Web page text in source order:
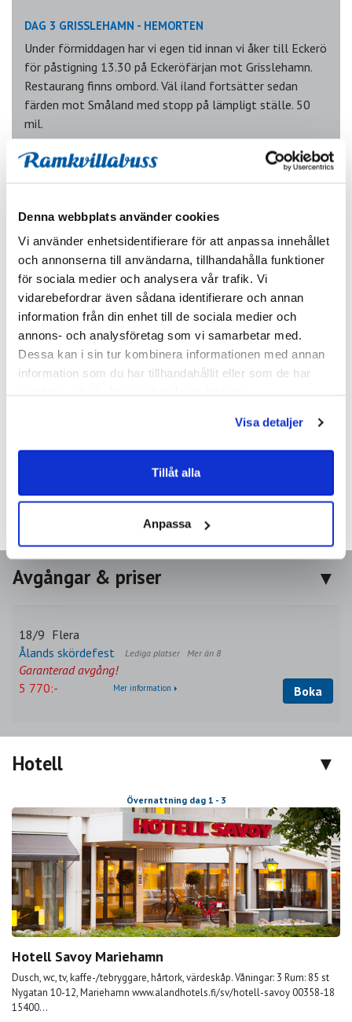
Denna webbplats använder cookies
Vi använder enhetsidentifierare för att anpassa innehållet
och annonserna till användarna, tillhandahålla funktioner
för sociala medier och analysera vår trafik. Vi
vidarebefordrar även sådana identifierare och annan
information från din enhet till de sociala medier och
annons- och analysföretag som vi samarbetar med.
Dessa kan i sin tur kombinera informationen med annan
information som du har tillhandahållit eller som de har
Visa detaljer
Tillåt alla
Anpassa
DAG 3 GRISSLEHAMN - HEMORTEN
Under förmiddagen har vi egen tid innan vi åker till Eckerö
för påstigning 13.30 på Eckeröfärjan mot Grisslehamn.
Restaurang finns ombord. Väl iland fortsätter sedan
färden mot Småland med stopp på lämpligt ställe. 50
mil.
Avgångs- och hemkomsttider
Karta
Avgångar & priser
18/9 Flera
Ålands skördefest
Garanterad avgång!
Mer än 8
5 770:- Boka
Mer information
Hotell
Övernattning dag 1 - 3
Hotell Savoy Mariehamn
Dusch, wc, tv, kaffe-/tebryggare, hårtork, värdeskåp. Våningar: 3 Rum: 85 st
Nygatan 10-12, Mariehamn www.alandhotels.fi/sv/hotell-savoy 00358-18
15400...